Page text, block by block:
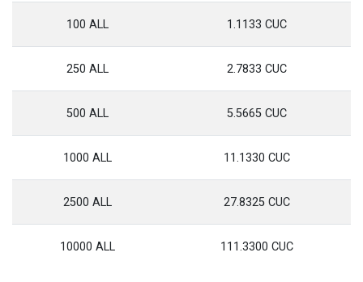
100 ALL 1.1133 CUC
250 ALL 2.7833 CUC
500 ALL 5.5665 CUC
1000 ALL 11.1330 CUC
2500 ALL 27.8325 CUC
10000 ALL 111.3300 CUC